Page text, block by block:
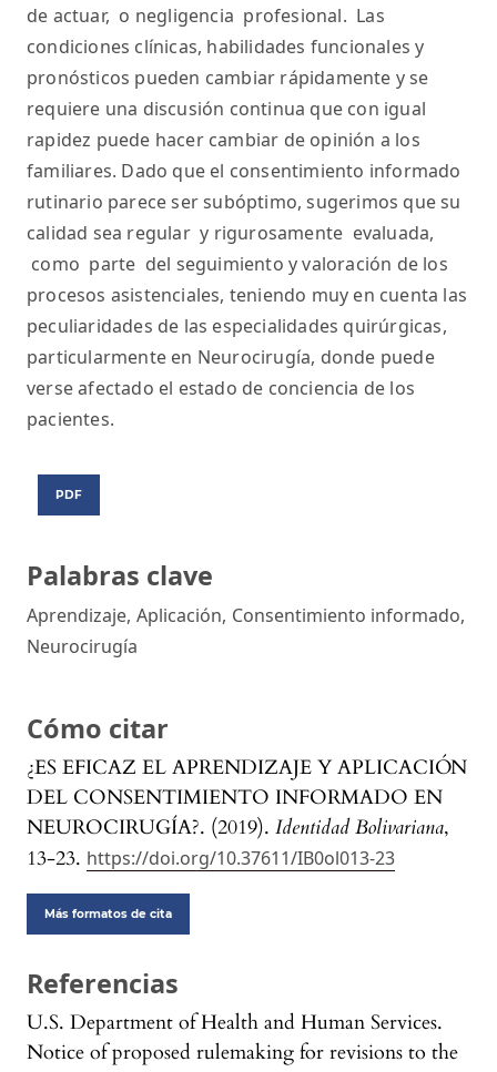
Palabras clave
Aprendizaje, Aplicación, Consentimiento informado,
Neurocirugía
Cómo citar
¿ES EFICAZ EL APRENDIZAJE Y APLICACIÓN
DEL CONSENTIMIENTO INFORMADO EN
NEUROCIRUGÍA?. (2019). Identidad Bolivariana,
13-23. https://doi.org/10.37611/IB0ol013-23
Más formatos de cita
de actuar, o negligencia profesional. Las
condiciones clínicas, habilidades funcionales y
pronósticos pueden cambiar rápidamente y se
requiere una discusión continua que con igual
rapidez puede hacer cambiar de opinión a los
familiares. Dado que el consentimiento informado
rutinario parece ser subóptimo, sugerimos que su
calidad sea regular y rigurosamente evaluada,
como parte del seguimiento y valoración de los
procesos asistenciales, teniendo muy en cuenta las
peculiaridades de las especialidades quirúrgicas,
particularmente en Neurocirugía, donde puede
verse afectado el estado de conciencia de los
pacientes.
PDF
Referencias
U.S. Department of Health and Human Services.
Notice of proposed rulemaking for revisions to the